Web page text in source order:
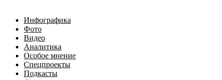
Инфографика
Фото
Видео
Аналитика
Особое мнение
Спецпроекты
Подкасты